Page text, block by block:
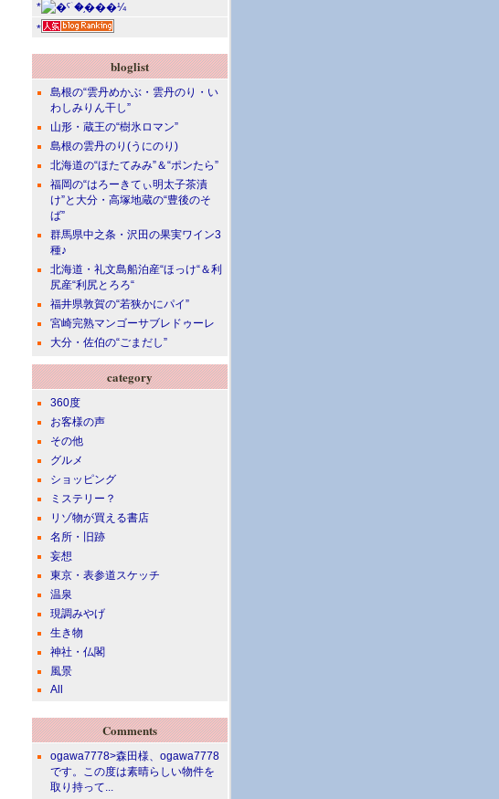
*
*
bloglist
島根の“雲丹めかぶ・雲丹のり・い
わしみりん干し”
山形・蔵王の“樹氷ロマン”
島根の雲丹のり(うにのり)
北海道の“ほたてみみ”＆“ポンたら”
福岡の“はろーきてぃ明太子茶漬
け”と大分・高塚地蔵の“豊後のそ
ば”
群馬県中之条・沢田の果実ワイン3
種♪
北海道・礼文島船泊産“ほっけ“＆利
尻産“利尻とろろ“
福井県敦賀の“若狭かにパイ”
宮崎完熟マンゴーサブレドゥーレ
大分・佐伯の“ごまだし”
category
360度
お客様の声
その他
グルメ
ショッピング
ミステリー？
リゾ物が買える書店
名所・旧跡
妄想
東京・表参道スケッチ
温泉
現調みやげ
生き物
神社・仏閣
風景
All
Comments
ogawa7778>森田様、ogawa7778
です。この度は素晴らしい物件を
取り持って...